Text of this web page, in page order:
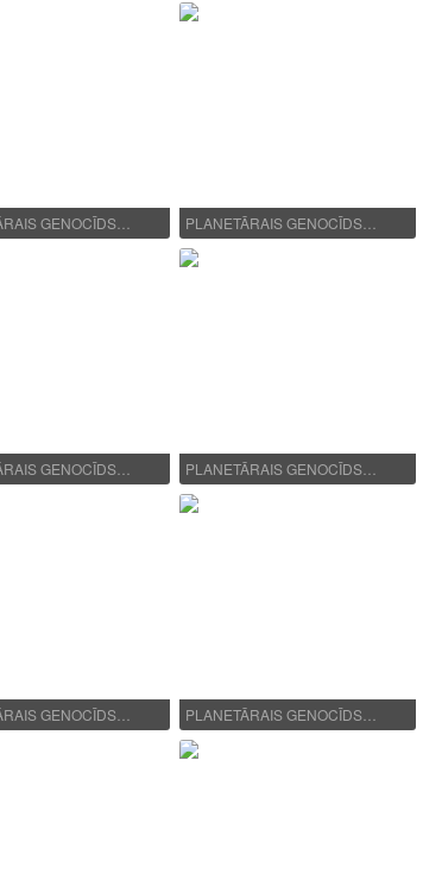
GENOCĪDS… PLANETĀRAIS GENOCĪDS…
GENOCĪDS… PLANETĀRAIS GENOCĪDS…
GENOCĪDS… PLANETĀRAIS GENOCĪDS…